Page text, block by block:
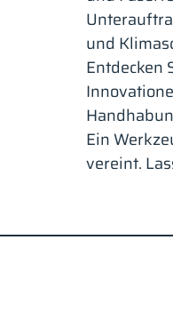
und
Entdecken
Ein
vereint.